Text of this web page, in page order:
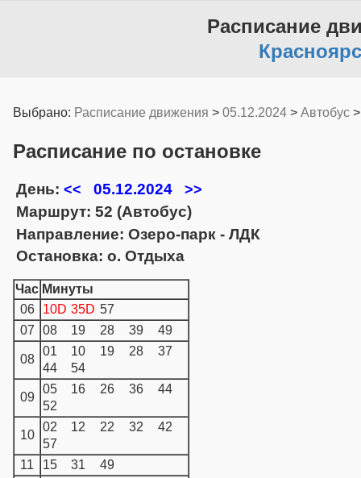
Расписание
Выбрано: Расписание движения > 05.12.2024 > Автобус
Расписание по остановке
День: << 05.12.2024 >>
Маршрут: 52 (Автобус)
Направление: Озеро-парк - ЛДК
Остановка: о. Отдыха
Час Минуты
06
10D 35D 57
07
08 19 28 39 49
08
01 10 19 28
37
44
54
09
05 16 26 36
44
52
10
02 12 22 32
42
57
11
15 31 49